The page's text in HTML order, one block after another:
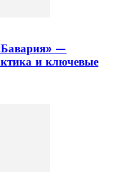
—
и ключевые